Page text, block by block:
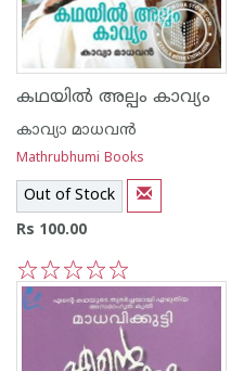
കഥയില്‍ അല്പം കാവ്യം
കാവ്യാ മാധവന്‍
Mathrubhumi Books
Out of Stock
Rs 100.00
5
4
3
2
1